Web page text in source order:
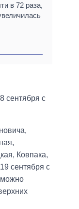
в 72 раза,
сентября с
Ковпака,
сентября с